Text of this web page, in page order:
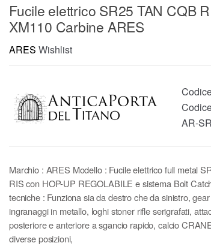
Fucile elettrico SR25 TAN CQB
XM110 Carbine ARES
ARES Wishlist
AR-
Marchio : ARES Modello : Fucile elettrico full metal
RIS con HOP-UP REGOLABILE e sistema Bolt
tecniche : Funziona sia da destro che da sinistro,
ingranaggi in metallo, loghi stoner rifle serigrafati,
posteriore e anteriore a sgancio rapido, calcio
diverse posizioni,